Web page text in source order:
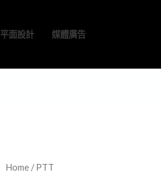
平面設計 媒體廣告
Home/ PTT